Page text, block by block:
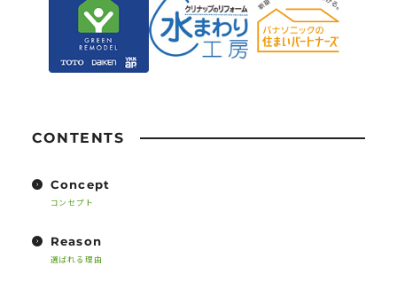
CONTENTS
Concept
コンセプト
Reason
選ばれる理由